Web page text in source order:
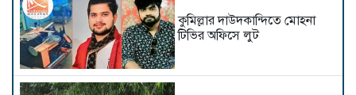
কুমিল্লার দাউদকান্দিতে মোহনা
টিভির অফিসে লুট